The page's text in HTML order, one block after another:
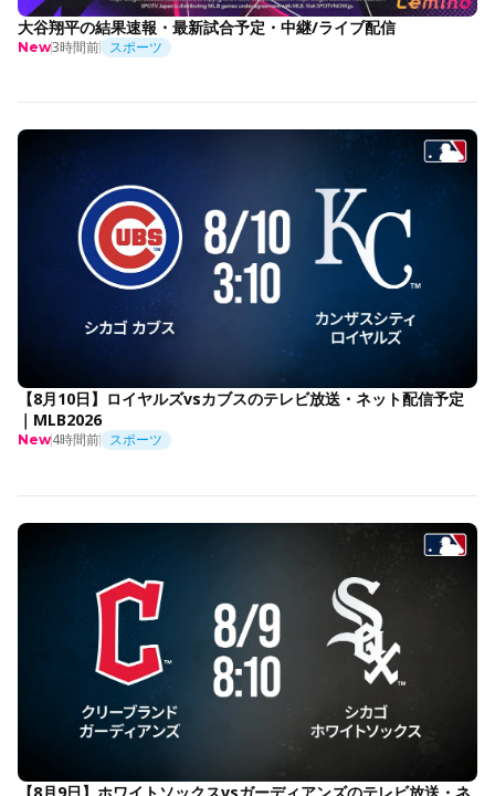
大谷翔平の結果速報・最新試合予定・中継/ライブ配信
New3時間前 スポーツ
【8月10日】ロイヤルズvsカブスのテレビ放送・ネット配信予定
｜MLB2026
New4時間前 スポーツ